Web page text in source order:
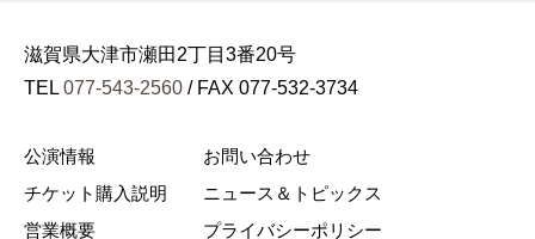
滋賀県大津市瀬田2丁目3番20号
TEL 077-543-2560 / FAX 077-532-3734
公演情報
チケット購入説明
営業概要
お問い合わせ
ニュース＆トピックス
プライバシーポリシー